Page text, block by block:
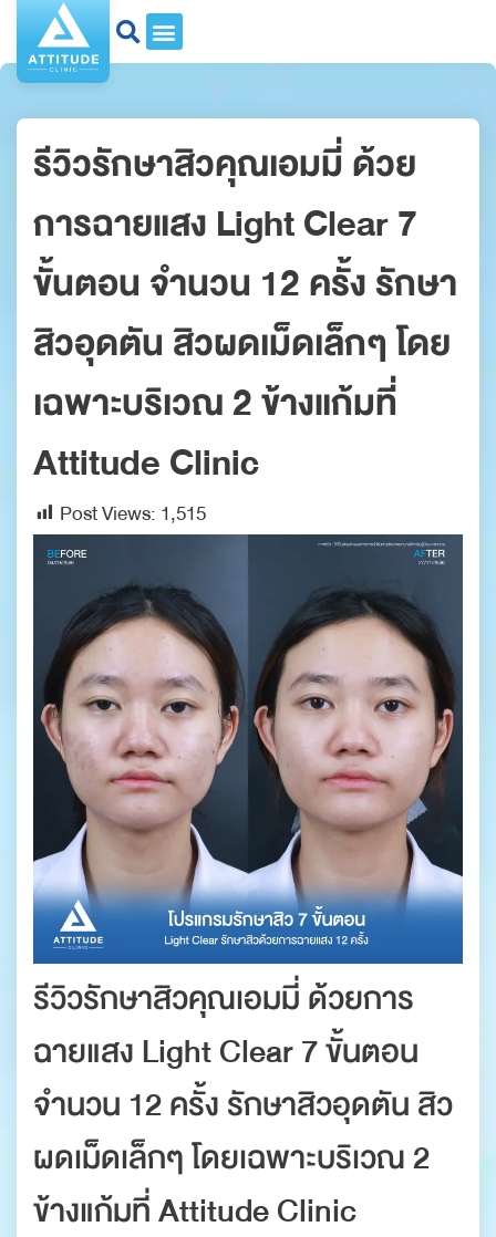
รีวิวรักษาสิวคุณเอมมี่ ด้วย
การฉายแสง Light Clear 7
ขั้นตอน จำนวน 12 ครั้ง รักษา
สิวอุดตัน สิวผดเม็ดเล็กๆ โดย
เฉพาะบริเวณ 2 ข้างแก้มที่
Attitude Clinic
Post Views: 1,515
รีวิวรักษาสิวคุณเอมมี่ ด้วยการ
ฉายแสง Light Clear 7 ขั้นตอน
จำนวน 12 ครั้ง รักษาสิวอุดตัน สิว
ผดเม็ดเล็กๆ โดยเฉพาะบริเวณ 2
ข้างแก้มที่ Attitude Clinic